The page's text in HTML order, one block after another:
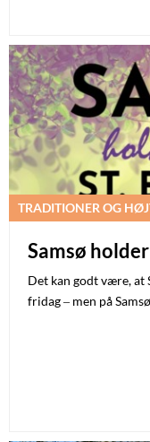
TRADITIONER OG
Samsø
Det kan godt være, at
fridag – men på